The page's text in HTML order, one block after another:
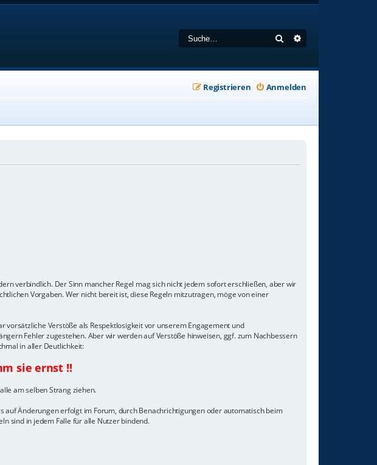
Suche
Anmelden
Registrieren
verbindlich. Der Sinn mancher Regel mag sich nicht jedem sofort erschließen, aber wir
Vorgaben. Wer nicht bereit ist, diese Regeln mitzutragen, möge von einer
Verstöße als Respektlosigkeit vor unserem Engagement und
Fehler zugestehen. Aber wir werden auf Verstöße hinweisen, ggf. zum Nachbessern
in aller Deutlichkeit:
sie ernst !!
am selben Strang ziehen.
Änderungen erfolgt im Forum, durch Benachrichtigungen oder automatisch beim
sind in jedem Falle für alle Nutzer bindend.